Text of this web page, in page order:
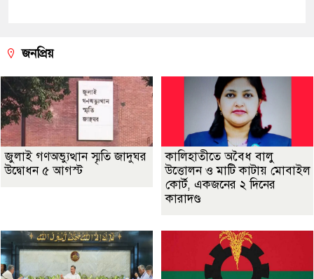
জনপ্রিয়
জুলাই গণঅভ্যুত্থান স্মৃতি জাদুঘর
উদ্বোধন ৫ আগস্ট
কালিহাতীতে অবৈধ বালু
উত্তোলন ও মাটি কাটায় মোবাইল
কোর্ট, একজনের ২ দিনের
কারাদণ্ড